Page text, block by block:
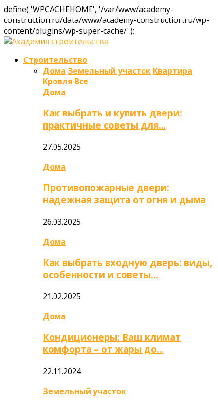
define( 'WPCACHEHOME', '/var/www/academy-
construction.ru/data/www/academy-construction.ru/wp-
content/plugins/wp-super-cache/' );
Строительство
Дома Земельный участок Квартира
Кровля Все
Дома
Как выбрать и купить двери:
практичные советы для…
27.05.2025
Дома
Противопожарные двери:
надежная защита от огня и дыма
26.03.2025
Дома
Как выбрать входную дверь: виды,
особенности и советы…
21.02.2025
Дома
Кондиционеры: Ваш климат
комфорта – от жары до…
22.11.2024
Земельный участок